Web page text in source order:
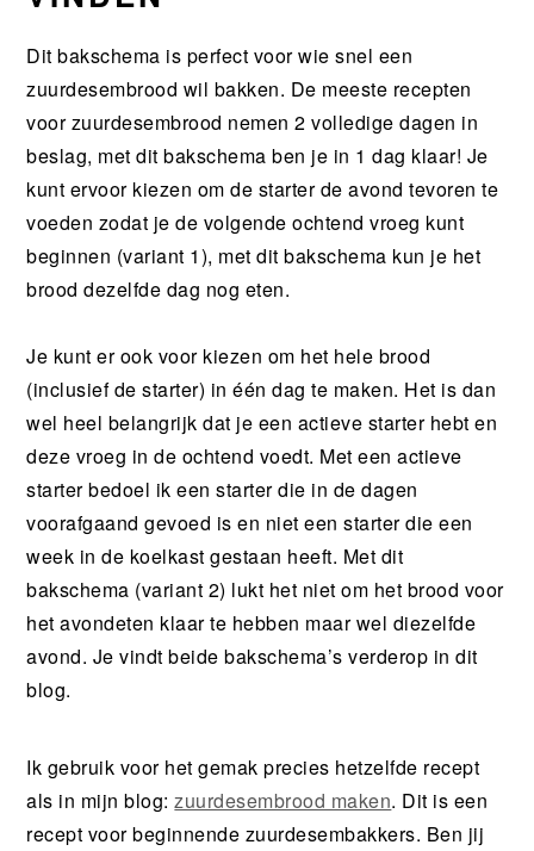
Dit bakschema is perfect voor wie snel een
zuurdesembrood wil bakken. De meeste recepten
voor zuurdesembrood nemen 2 volledige dagen in
beslag, met dit bakschema ben je in 1 dag klaar! Je
kunt ervoor kiezen om de starter de avond tevoren te
voeden zodat je de volgende ochtend vroeg kunt
beginnen (variant 1), met dit bakschema kun je het
brood dezelfde dag nog eten.
Je kunt er ook voor kiezen om het hele brood
(inclusief de starter) in één dag te maken. Het is dan
wel heel belangrijk dat je een actieve starter hebt en
deze vroeg in de ochtend voedt. Met een actieve
starter bedoel ik een starter die in de dagen
voorafgaand gevoed is en niet een starter die een
week in de koelkast gestaan heeft. Met dit
bakschema (variant 2) lukt het niet om het brood voor
het avondeten klaar te hebben maar wel diezelfde
avond. Je vindt beide bakschema’s verderop in dit
blog.
Ik gebruik voor het gemak precies hetzelfde recept
als in mijn blog:zuurdesembrood maken. Dit is een
recept voor beginnende zuurdesembakkers. Ben jij